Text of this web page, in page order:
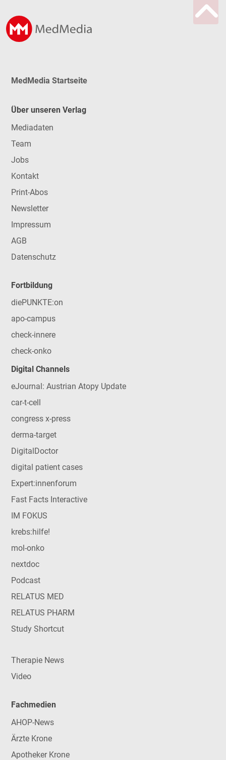
MedMedia Startseite
Über unseren Verlag
Mediadaten
Team
Jobs
Kontakt
Print-Abos
Newsletter
Impressum
AGB
Datenschutz
Fortbildung
diePUNKTE:on
apo-campus
check-innere
check-onko
Digital Channels
eJournal: Austrian Atopy Update
car-t-cell
congress x-press
derma-target
DigitalDoctor
digital patient cases
Expert:innenforum
Fast Facts Interactive
IM FOKUS
krebs:hilfe!
mol-onko
nextdoc
Podcast
RELATUS MED
RELATUS PHARM
Study Shortcut
Therapie News
Video
Fachmedien
AHOP-News
Ärzte Krone
Apotheker Krone